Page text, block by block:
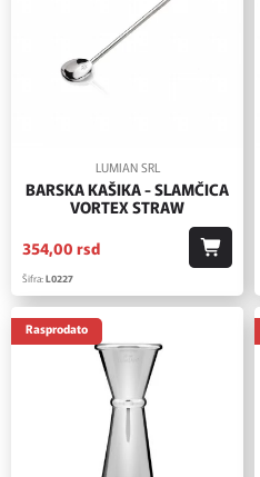
LUMIAN SRL
BARSKA KAŠIKA - SLAMČICA
VORTEX STRAW
354,00 rsd
Šifra:L0227
Rasprodato